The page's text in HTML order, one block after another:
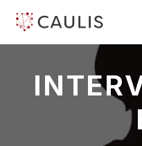
INTER